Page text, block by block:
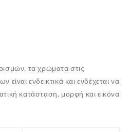
τα χρώματα στις
ενδεικτικά και ενδέχεται να
κατάσταση, μορφή και εικόνα